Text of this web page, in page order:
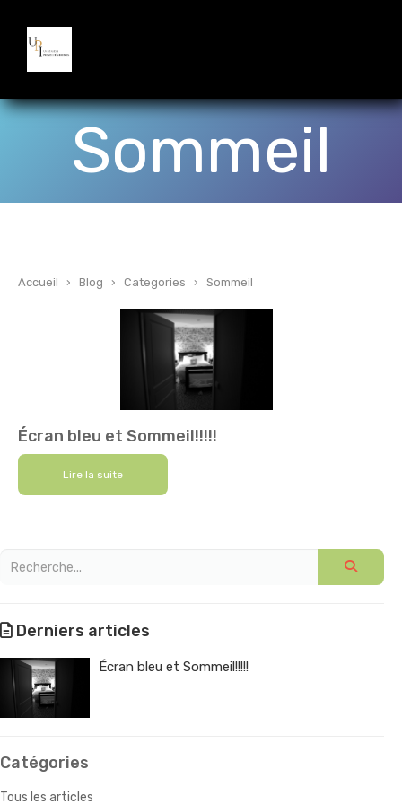
Sommeil
Accueil › Blog › Categories › Sommeil
Écran bleu et Sommeil!!!!!
Lire la suite
Derniers articles
Écran bleu et Sommeil!!!!!
Catégories
Tous les articles